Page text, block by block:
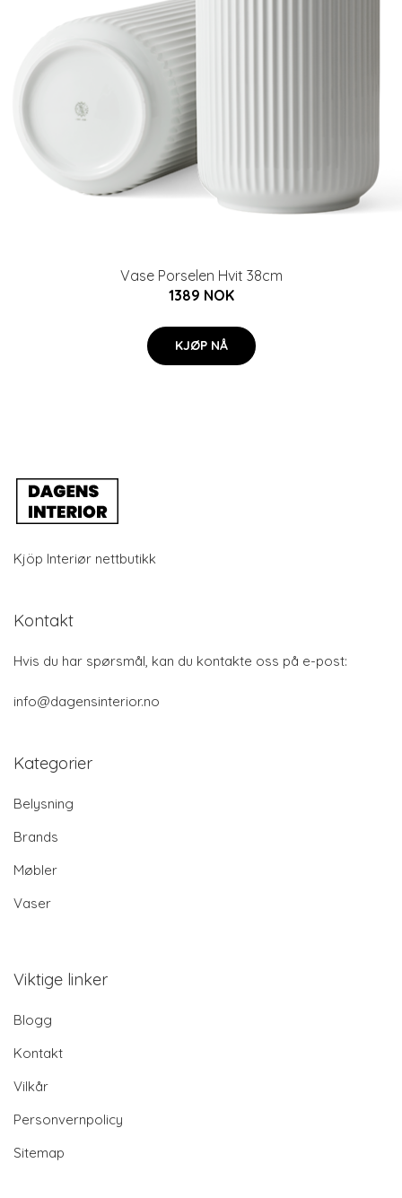
Vase Porselen Hvit 38cm
1389 NOK
KJØP NÅ
Kjöp Interiør nettbutikk
Kontakt
Hvis du har spørsmål, kan du kontakte oss på e-post:
info@dagensinterior.no
Kategorier
Belysning
Brands
Møbler
Vaser
Viktige linker
Blogg
Kontakt
Vilkår
Personvernpolicy
Sitemap